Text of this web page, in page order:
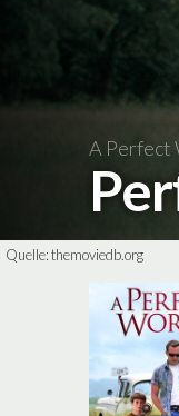
A Perfect
Quelle:themoviedb.org